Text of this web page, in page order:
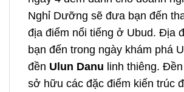
Nghỉ Dưỡng sẽ đưa bạn đến
địa điểm nổi tiếng ở Ubud. Địa
bạn đến trong ngày khám phá
đền Ulun Danu linh thiêng. Đền
sở hữu các đặc điểm kiến ​​trúc